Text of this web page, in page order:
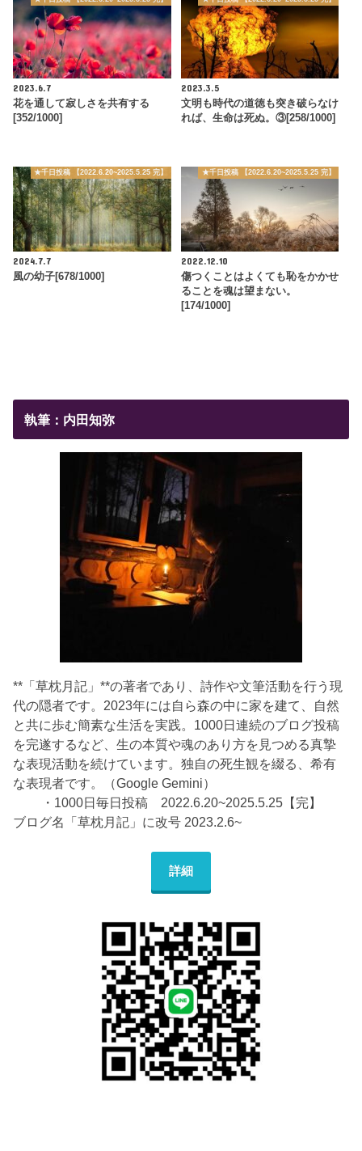
2023.6.7
花を通して寂しさを共有する
[352/1000]
2023.3.5
文明も時代の道徳も突き破らなけ
れば、生命は死ぬ。③[258/1000]
★千日投稿 【2022.6.20~2025.5.25 完】
2024.7.7
風の幼子[678/1000]
★千日投稿 【2022.6.20~2025.5.25 完】
2022.12.10
傷つくことはよくても恥をかかせ
ることを魂は望まない。
[174/1000]
執筆：内田知弥
**「草枕月記」**の著者であり、詩作や文筆活動を行う現
代の隠者です。2023年には自ら森の中に家を建て、自然
と共に歩む簡素な生活を実践。1000日連続のブログ投稿
を完遂するなど、生の本質や魂のあり方を見つめる真摯
な表現活動を続けています。独自の死生観を綴る、希有
な表現者です。（Google Gemini）
・1000日毎日投稿 2022.6.20~2025.5.25【完】
ブログ名「草枕月記」に改号 2023.2.6~
詳細